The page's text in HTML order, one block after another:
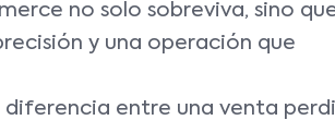
no solo sobreviva, sino
y una operación que
diferencia entre una venta